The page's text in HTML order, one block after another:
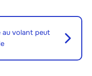
au volant peut